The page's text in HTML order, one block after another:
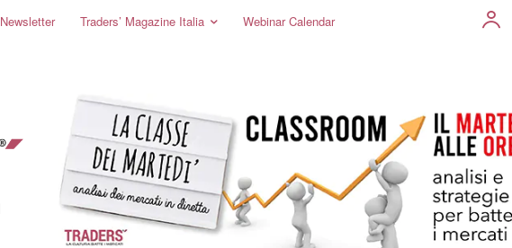
Newsletter Traders’ Magazine Italia Webinar Calendar